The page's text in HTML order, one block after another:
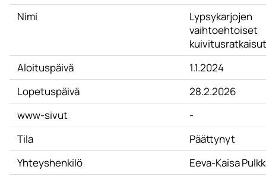
Nimi
Lypsykarjojen
vaihtoehtoiset
kuivitusratkaisut
Aloituspäivä
1.1.2024
Lopetuspäivä
28.2.2026
www-sivut
-
Tila
Päättynyt
Yhteyshenkilö
Eeva-Kaisa